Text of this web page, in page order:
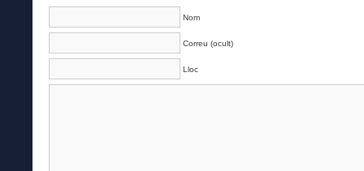
Nom
Correu (ocult)
Lloc